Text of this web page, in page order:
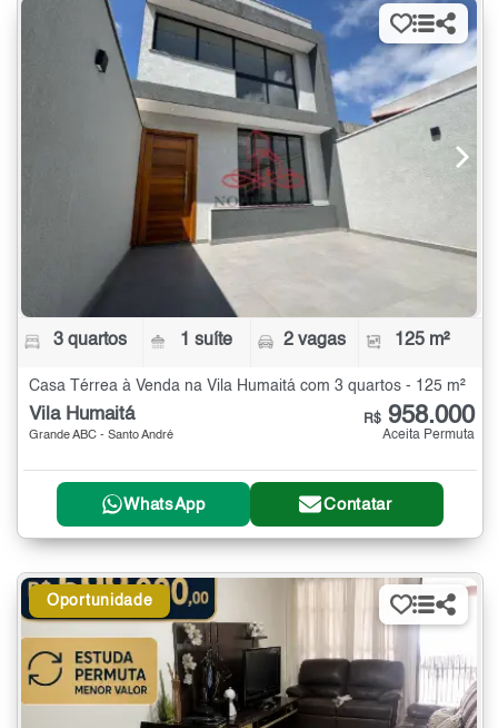
3 quartos 1 suíte 2 vagas 125 m²
Casa Térrea à Venda na Vila Humaitá com 3 quartos - 125 m²
Vila Humaitá
Grande ABC - Santo André
R$ 958.000
Aceita Permuta
WhatsApp Contatar
Oportunidade